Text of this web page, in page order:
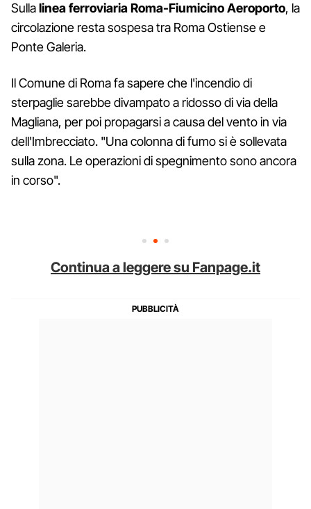
Sullalinea ferroviaria Roma-Fiumicino Aeroporto, la
circolazione resta sospesa tra Roma Ostiense e
Ponte Galeria.
Il Comune di Roma fa sapere che l'incendio di
sterpaglie sarebbe divampato a ridosso di via della
Magliana, per poi propagarsi a causa del vento in via
dell'Imbrecciato. "Una colonna di fumo si è sollevata
sulla zona. Le operazioni di spegnimento sono ancora
in corso".
Continua a leggere su Fanpage.it